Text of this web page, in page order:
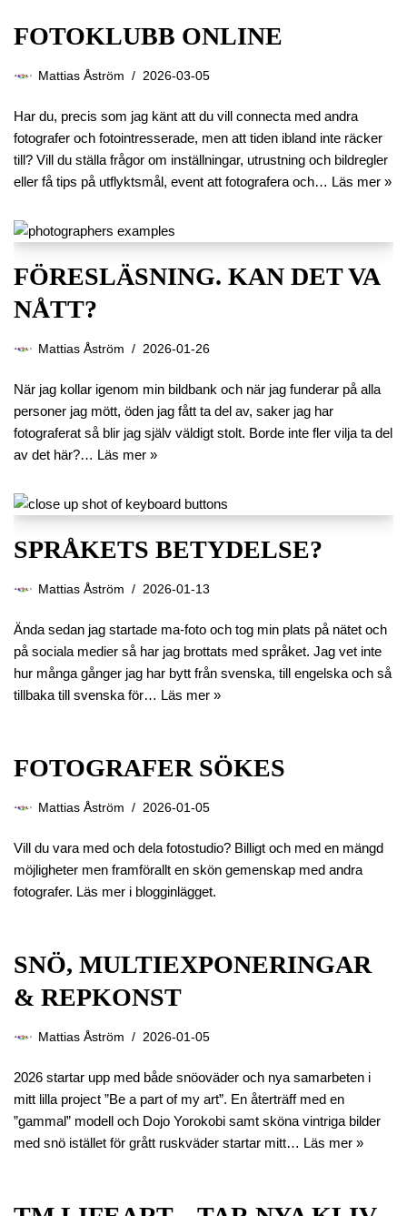
FOTOKLUBB ONLINE
Mattias Åström 2026-03-05
Har du, precis som jag känt att du vill connecta med andra
fotografer och fotointresserade, men att tiden ibland inte räcker
till? Vill du ställa frågor om inställningar, utrustning och bildregler
eller få tips på utflyktsmål, event att fotografera och… Läs mer »
FÖRESLÄSNING. KAN DET VA
NÅTT?
Mattias Åström 2026-01-26
När jag kollar igenom min bildbank och när jag funderar på alla
personer jag mött, öden jag fått ta del av, saker jag har
fotograferat så blir jag själv väldigt stolt. Borde inte fler vilja ta del
av det här?… Läs mer »
SPRÅKETS BETYDELSE?
Mattias Åström 2026-01-13
Ända sedan jag startade ma-foto och tog min plats på nätet och
på sociala medier så har jag brottats med språket. Jag vet inte
hur många gånger jag har bytt från svenska, till engelska och så
tillbaka till svenska för… Läs mer »
FOTOGRAFER SÖKES
Mattias Åström 2026-01-05
Vill du vara med och dela fotostudio? Billigt och med en mängd
möjligheter men framförallt en skön gemenskap med andra
fotografer. Läs mer i blogginlägget.
SNÖ, MULTIEXPONERINGAR
& REPKONST
Mattias Åström 2026-01-05
2026 startar upp med både snöoväder och nya samarbeten i
mitt lilla project ”Be a part of my art”. En återträff med en
”gammal” modell och Dojo Yorokobi samt sköna vintriga bilder
med snö istället för grått ruskväder startar mitt… Läs mer »